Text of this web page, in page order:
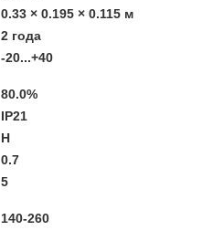
0.33 × 0.195 × 0.115 м
2 года
-20...+40
80.0%
IP21
Н
0.7
5
140-260